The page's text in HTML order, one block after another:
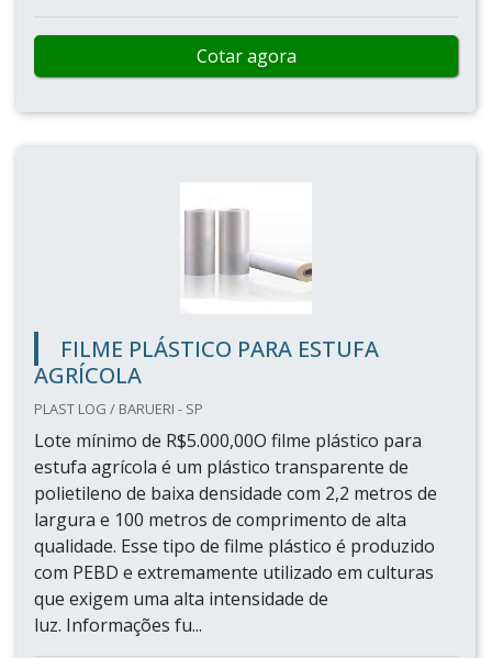
Cotar agora
FILME PLÁSTICO PARA ESTUFA
AGRÍCOLA
PLAST LOG / BARUERI - SP
Lote mínimo de R$5.000,00O filme plástico para
estufa agrícola é um plástico transparente de
polietileno de baixa densidade com 2,2 metros de
largura e 100 metros de comprimento de alta
qualidade. Esse tipo de filme plástico é produzido
com PEBD e extremamente utilizado em culturas
que exigem uma alta intensidade de
luz. Informações fu...